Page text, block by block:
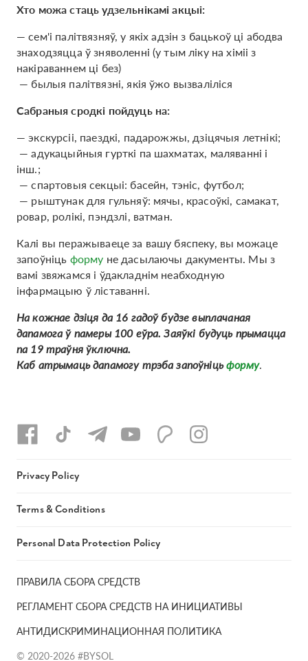
Хто можа стаць удзельнікамі акцыі:
— сем'і палітвязняў, у якіх адзін з бацькоў ці абодва
знаходзяцца ў зняволенні (у тым ліку на хіміі з
накіраваннем ці без)
— былыя палітвязні, якія ўжо вызваліліся
Сабраныя сродкі пойдуць на:
— экскурсіі, паездкі, падарожжы, дзіцячыя летнікі;
— адукацыйныя гурткі па шахматах, маляванні і
інш.;
— спартовыя секцыі: басейн, тэніс, футбол;
— рыштунак для гульняў: мячы, красоўкі, самакат,
ровар, ролікі, пэндзлі, ватман.
Калі вы перажываеце за вашу бяспеку, вы можаце
запоўніць форму не дасылаючы дакументы. Мы з
вамі звяжамся і ўдакладнім неабходную
інфармацыю ў ліставанні.
На кожнае дзіця да 16 гадоў будзе выплачаная
дапамога ў памеры 100 еўра. Заяўкі будуць прымацца
па 19 траўня ўключна.
Каб атрымаць дапамогу трэба запоўніцьформу.
ПРАВИЛА СБОРА СРЕДСТВ
РЕГЛАМЕНТ СБОРА СРЕДСТВ НА ИНИЦИАТИВЫ
АНТИДИСКРИМИНАЦИОННАЯ ПОЛИТИКА
© 2020-2026 #BYSOL
Privacy Policy
Terms & Conditions
Personal Data Protection Policy